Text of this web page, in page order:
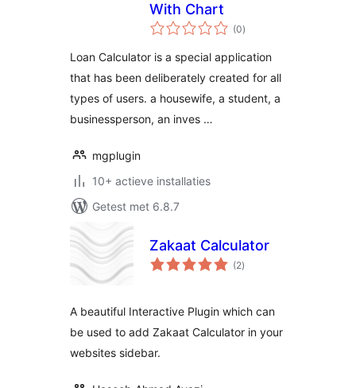
With Chart
(0totaal
waarderingen
)
Loan Calculator is a special application
that has been deliberately created for all
types of users. a housewife, a student, a
businessperson, an inves …
mgplugin
10+ actieve installaties
Getest met 6.8.7
Zakaat Calculator
(2totaal
waarderingen
)
A beautiful Interactive Plugin which can
be used to add Zakaat Calculator in your
websites sidebar.